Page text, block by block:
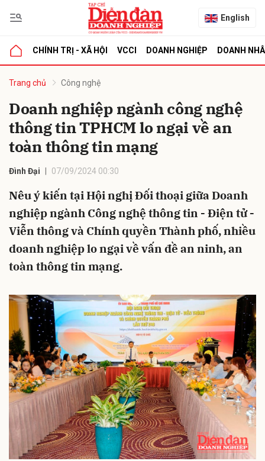
English
CHÍNH TRỊ - XÃ HỘI VCCI DOANH NGHIỆP DOANH
Trang chủ Công nghệ
Doanh nghiệp ngành công nghệ
thông tin TPHCM lo ngại về an
toàn thông tin mạng
Đình Đại 07/09/2024 00:30
Nêu ý kiến tại Hội nghị Đối thoại giữa Doanh
nghiệp ngành Công nghệ thông tin - Điện tử -
Viễn thông và Chính quyền Thành phố, nhiều
doanh nghiệp lo ngại về vấn đề an ninh, an
toàn thông tin mạng.
luận
Hủy